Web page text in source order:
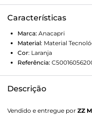
Características
Marca: Anacapri
Material: Material
Cor: Laranja
Referência:
Descrição
semelhante ao couro,
Vendido e entregue por ZZ